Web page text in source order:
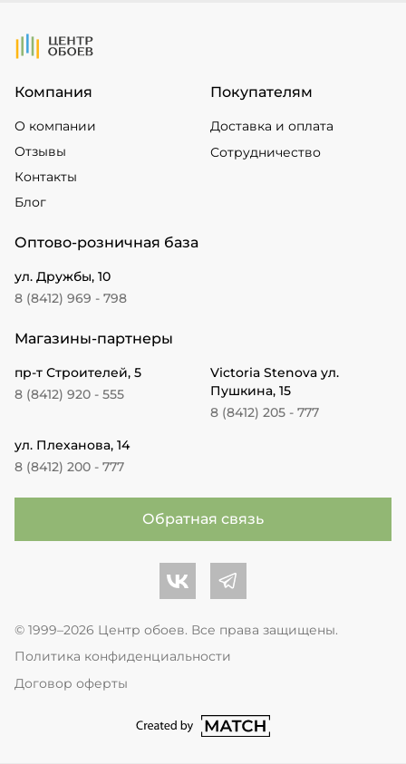
На Главную
Компания
О компании
Отзывы
Контакты
Блог
Покупателям
Доставка и оплата
Сотрудничество
Оптово-розничная база
ул. Дружбы, 10
8 (8412) 969 - 798
Магазины-партнеры
пр-т Строителей, 5
8 (8412) 920 - 555
Victoria Stenova ул.
Пушкина, 15
8 (8412) 205 - 777
ул. Плеханова, 14
8 (8412) 200 - 777
Обратная связь
Центр обоев во Вконтакте
Центр обоев в Телеграме
© 1999–2026 Центр обоев. Все права защищены.
Политика конфиденциальности
Договор оферты
перейти на сайт студии Match